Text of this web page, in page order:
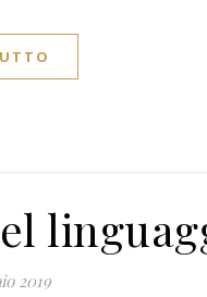
2019